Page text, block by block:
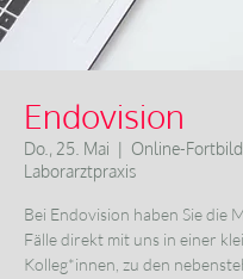
Endovision
Do., 25. Mai
  |
Online-
Laborarztpraxis
Bei Endovision haben Sie die
Fälle direkt mit uns in einer
Kolleg*innen, zu den